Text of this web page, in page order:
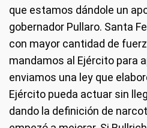
que estamos dándole un
gobernador Pullaro. Santa
con mayor cantidad de
mandamos al Ejército para
enviamos una ley que
Ejército pueda actuar sin
dando la definición de